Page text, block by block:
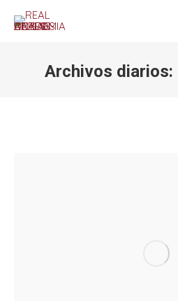
Archivos diarios: